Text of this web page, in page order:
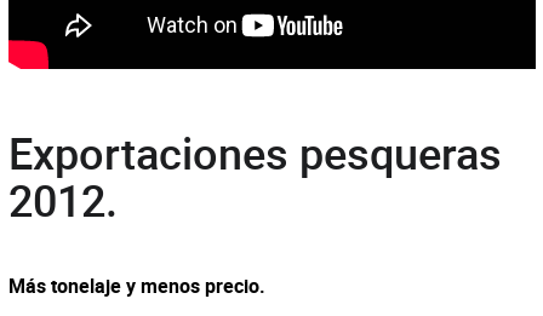
Exportaciones pesqueras
2012.
Más tonelaje y menos precio.